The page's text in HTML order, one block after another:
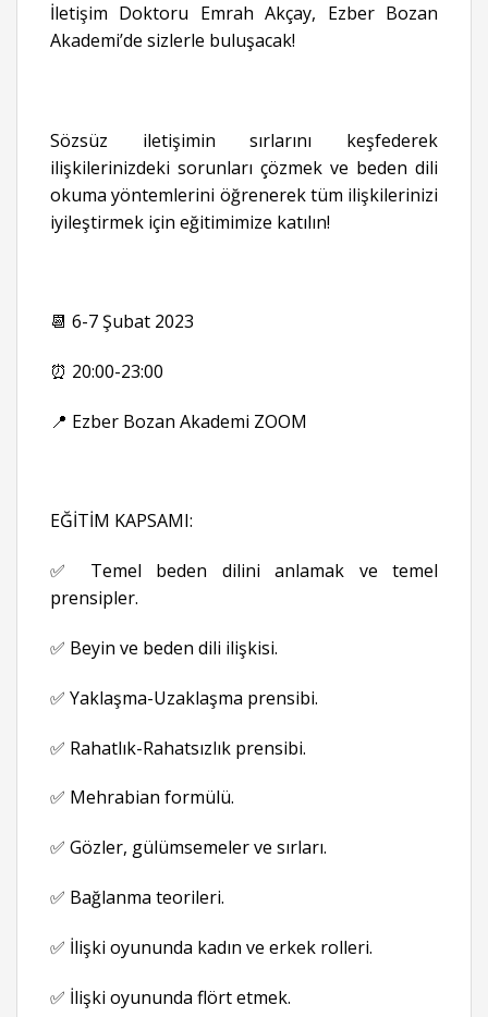
İletişim Doktoru Emrah Akçay, Ezber Bozan
Akademi’de sizlerle buluşacak!
Sözsüz iletişimin sırlarını keşfederek
ilişkilerinizdeki sorunları çözmek ve beden dili
okuma yöntemlerini öğrenerek tüm ilişkilerinizi
iyileştirmek için eğitimimize katılın!
📆 6-7 Şubat 2023
⏰ 20:00-23:00
📍 Ezber Bozan Akademi ZOOM
EĞİTİM KAPSAMI:
✅ Temel beden dilini anlamak ve temel
prensipler.
✅ Beyin ve beden dili ilişkisi.
✅ Yaklaşma-Uzaklaşma prensibi.
✅ Rahatlık-Rahatsızlık prensibi.
✅ Mehrabian formülü.
✅ Gözler, gülümsemeler ve sırları.
✅ Bağlanma teorileri.
✅ İlişki oyununda kadın ve erkek rolleri.
✅ İlişki oyununda flört etmek.